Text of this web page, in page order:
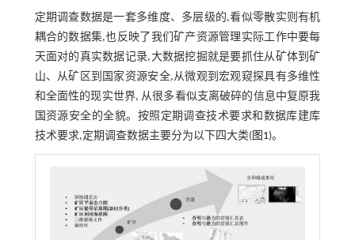
定期调查数据是一套多维度、多层级的,看似零散实则有机
耦合的数据集,也反映了我们矿产资源管理实际工作中要每
天面对的真实数据记录,大数据挖掘就是要抓住从矿体到矿
山、从矿区到国家资源安全,从微观到宏观窥探具有多维性
和全面性的现实世界, 从很多看似支离破碎的信息中复原我
国资源安全的全貌。按照定期调查技术要求和数据库建库
技术要求,定期调查数据主要分为以下四大类(图1)。